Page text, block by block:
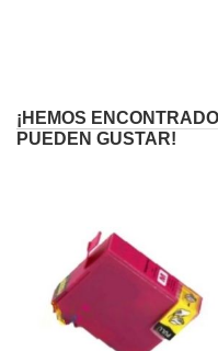
¡HEMOS
PUEDEN GUSTAR!